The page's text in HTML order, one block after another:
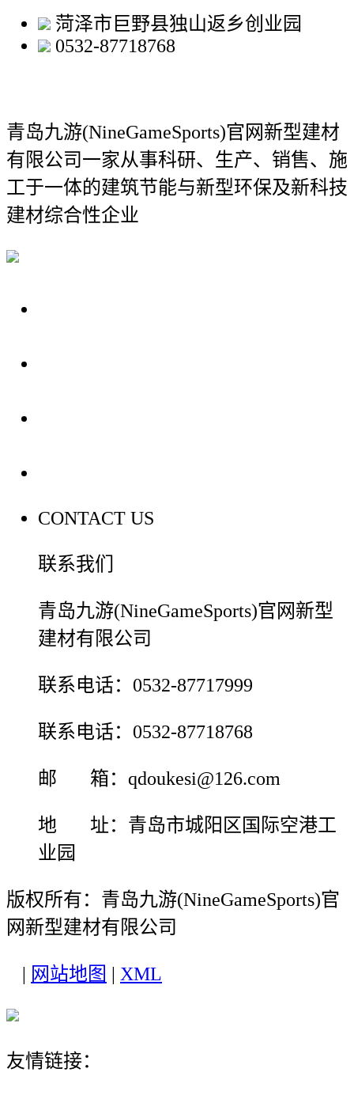
菏泽市巨野县独山返乡创业园
0532-87718768
青岛九游(NineGameSports)官网新型建材
有限公司一家从事科研、生产、销售、施
工于一体的建筑节能与新型环保及新科技
建材综合性企业
CONTACT US
联系我们
青岛九游(NineGameSports)官网新型
建材有限公司
联系电话：0532-87717999
联系电话：0532-87718768
邮 箱：qdoukesi@126.com
地 址：青岛市城阳区国际空港工
业园
版权所有：青岛九游(NineGameSports)官
网新型建材有限公司
网站地图 XML
友情链接：